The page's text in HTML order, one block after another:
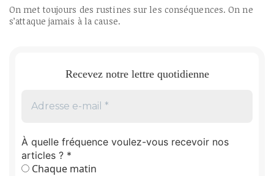
On met toujours des rustines sur les conséquences. On ne
s’attaque jamais à la cause.
Recevez notre lettre quotidienne
À quelle fréquence voulez-vous recevoir nos
articles ? *
Chaque matin